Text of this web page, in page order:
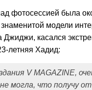
фотосессией была
знаменитой модели
Джиджи, касался
летняя Хадид:
V MAGAZINE,
могла, что получу